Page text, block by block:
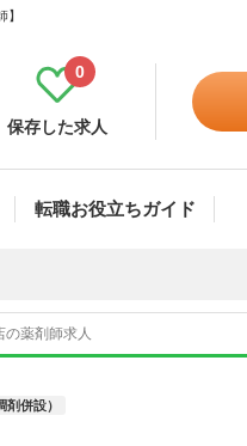
保存した求人
0
転職お役立ちガイド
薬剤師求人
剤併設）